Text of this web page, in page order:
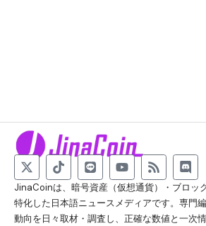
JinaCoinは、暗号資産（仮想通貨）・ブロッ
特化した日本語ニュースメディアです。専門
動向を日々取材・調査し、正確な数値と一次